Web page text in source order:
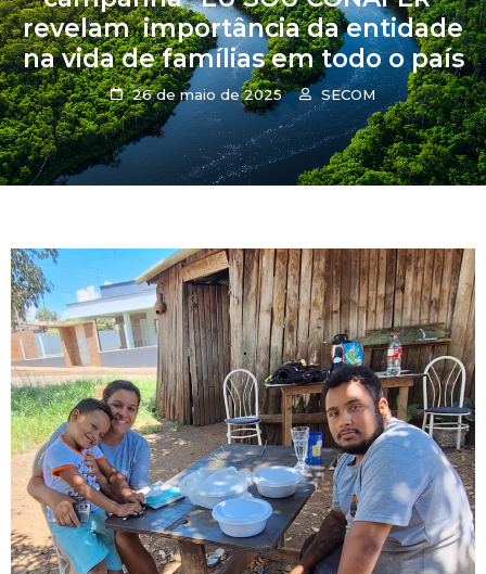
revelam importância da entidade
na vida de famílias em todo o país
26 de maio de 2025 SECOM